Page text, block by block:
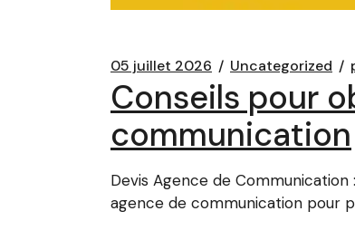
05 juillet 2026 Uncategorized
Conseils pour
communication
Devis Agence de
agence de communication pour